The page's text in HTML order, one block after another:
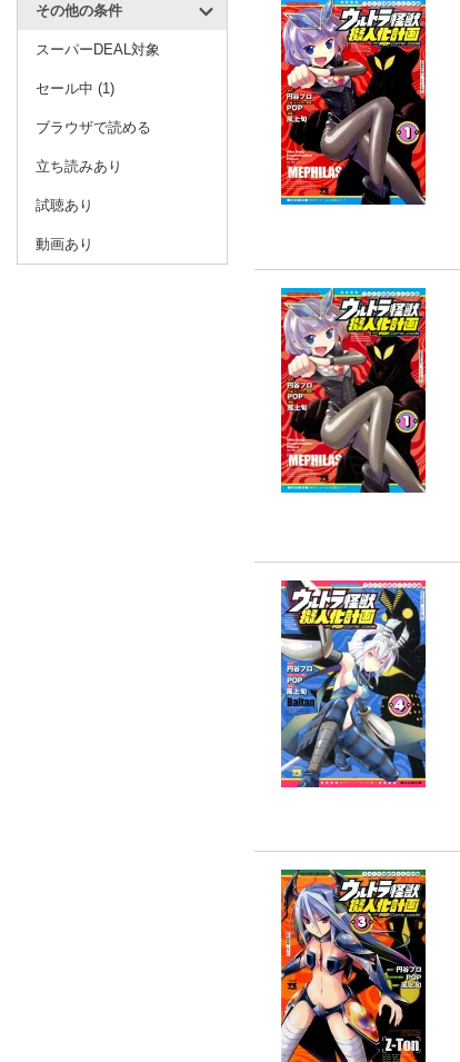
その他の条件
スーパーDEAL対象
セール中 (1)
ブラウザで読める
立ち読みあり
試聴あり
動画あり